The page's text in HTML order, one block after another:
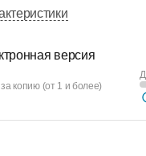
версия
копию (от 1 и более)